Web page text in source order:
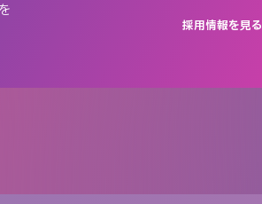
採用情報を見る